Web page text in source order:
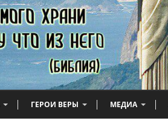
ГЕРОИ ВЕРЫ МЕДИА